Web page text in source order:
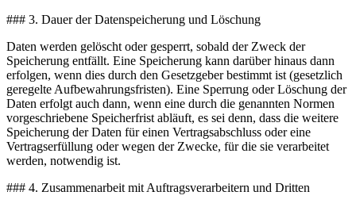
### 3. Dauer der Datenspeicherung und Löschung
Daten werden gelöscht oder gesperrt, sobald der Zweck der
Speicherung entfällt. Eine Speicherung kann darüber hinaus dann
erfolgen, wenn dies durch den Gesetzgeber bestimmt ist (gesetzlich
geregelte Aufbewahrungsfristen). Eine Sperrung oder Löschung der
Daten erfolgt auch dann, wenn eine durch die genannten Normen
vorgeschriebene Speicherfrist abläuft, es sei denn, dass die weitere
Speicherung der Daten für einen Vertragsabschluss oder eine
Vertragserfüllung oder wegen der Zwecke, für die sie verarbeitet
werden, notwendig ist.
### 4. Zusammenarbeit mit Auftragsverarbeitern und Dritten